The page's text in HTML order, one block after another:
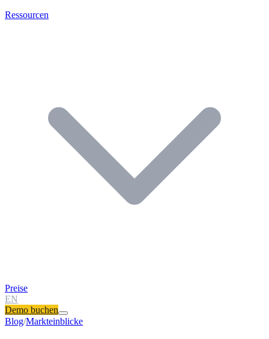
Ressourcen
Preise
EN
Demo buchen
Blog/Markteinblicke